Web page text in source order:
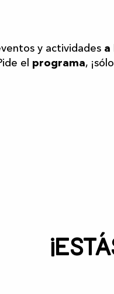
y actividades a
el programa,